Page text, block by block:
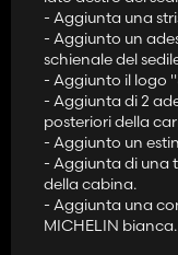
- Aggiunto estintore
- Aggiunto un
- Aggiunta una palla
- Aggiunto un banner
- Aggiunto un bordo
- Aggiunti 10 LED rossi
- Modifica del clacson
Modifiche alla
- Bandiere JA e FR (0 -
- Aggiunta una
- Aggiunto un
schienale del
- Aggiunto il logo
- Aggiunta di 2
posteriori della
- Aggiunto un
- Aggiunta di una
della cabina.
- Aggiunta una
MICHELIN bianca.